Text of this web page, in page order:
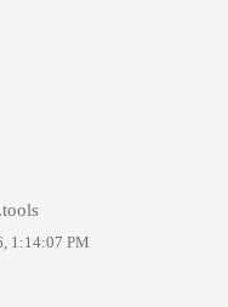
1:14:07 PM